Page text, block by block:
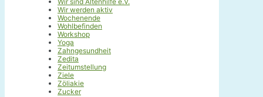
Wir werden aktiv
Wochenende
Wohlbefinden
Workshop
Yoga
Zahngesundheit
Zedita
Zeitumstellung
Ziele
Zöliakie
Zucker